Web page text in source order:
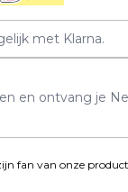
met Klarna.
en ontvang je
fan van onze